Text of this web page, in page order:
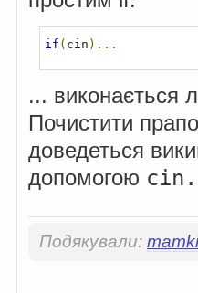
if ( cin )...
... виконається
Почистити
доведеться
допомогою
Подякували: